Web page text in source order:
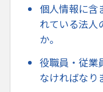
個人情報に含
れている法人
か。
役職員・従業
なければなり